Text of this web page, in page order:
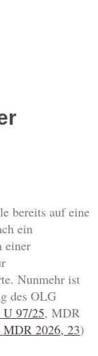
bereits auf eine
ein
einer
Nunmehr ist
des OLG
97/25, MDR
MDR 2026, 23)